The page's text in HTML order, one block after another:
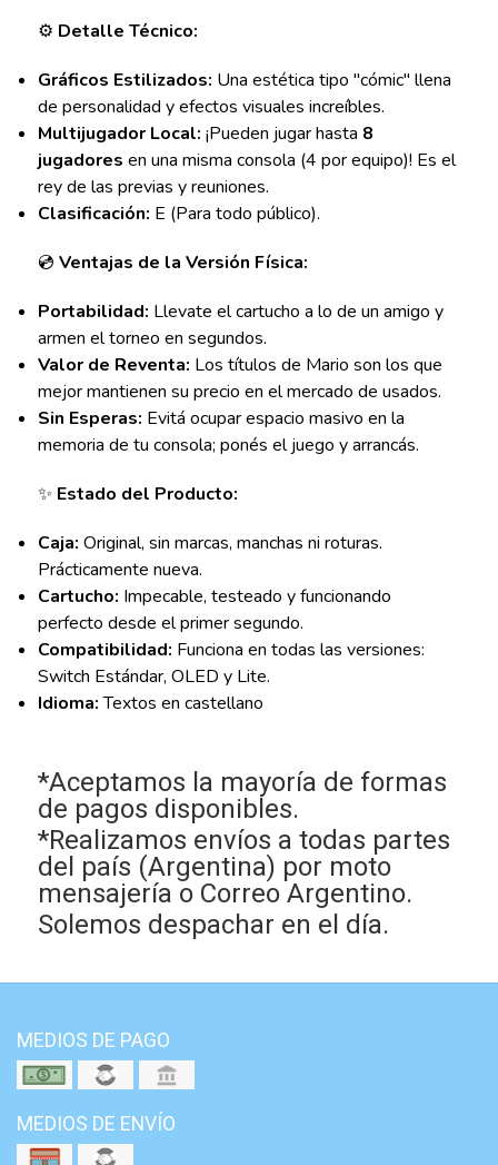
⚙️ Detalle Técnico:
Gráficos Estilizados: Una estética tipo "cómic" llena
de personalidad y efectos visuales increíbles.
Multijugador Local: ¡Pueden jugar hasta 8
jugadores en una misma consola (4 por equipo)! Es el
rey de las previas y reuniones.
Clasificación: E (Para todo público).
💿 Ventajas de la Versión Física:
Portabilidad: Llevate el cartucho a lo de un amigo y
armen el torneo en segundos.
Valor de Reventa: Los títulos de Mario son los que
mejor mantienen su precio en el mercado de usados.
Sin Esperas: Evitá ocupar espacio masivo en la
memoria de tu consola; ponés el juego y arrancás.
✨ Estado del Producto:
Caja: Original, sin marcas, manchas ni roturas.
Prácticamente nueva.
Cartucho: Impecable, testeado y funcionando
perfecto desde el primer segundo.
Compatibilidad: Funciona en todas las versiones:
Switch Estándar, OLED y Lite.
Idioma:Textos en castellano
*Aceptamos la mayoría de formas
de pagos disponibles.
*Realizamos envíos a todas partes
del país (Argentina) por moto
mensajería o Correo Argentino.
Solemos despachar en el día.
MEDIOS DE PAGO
MEDIOS DE ENVÍO